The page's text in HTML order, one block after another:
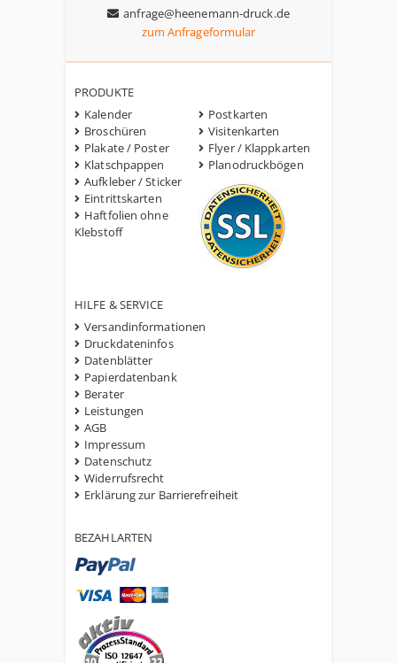
anfrage@heenemann-druck.de
zum Anfrageformular
PRODUKTE
Kalender
Broschüren
Plakate / Poster
Klatschpappen
Aufkleber / Sticker
Eintrittskarten
Haftfolien ohne
Klebstoff
Postkarten
Visitenkarten
Flyer / Klappkarten
Planodruckbögen
HILFE & SERVICE
Versandinformationen
Druckdateninfos
Datenblätter
Papierdatenbank
Berater
Leistungen
AGB
Impressum
Datenschutz
Widerrufsrecht
Erklärung zur Barrierefreiheit
BEZAHLARTEN